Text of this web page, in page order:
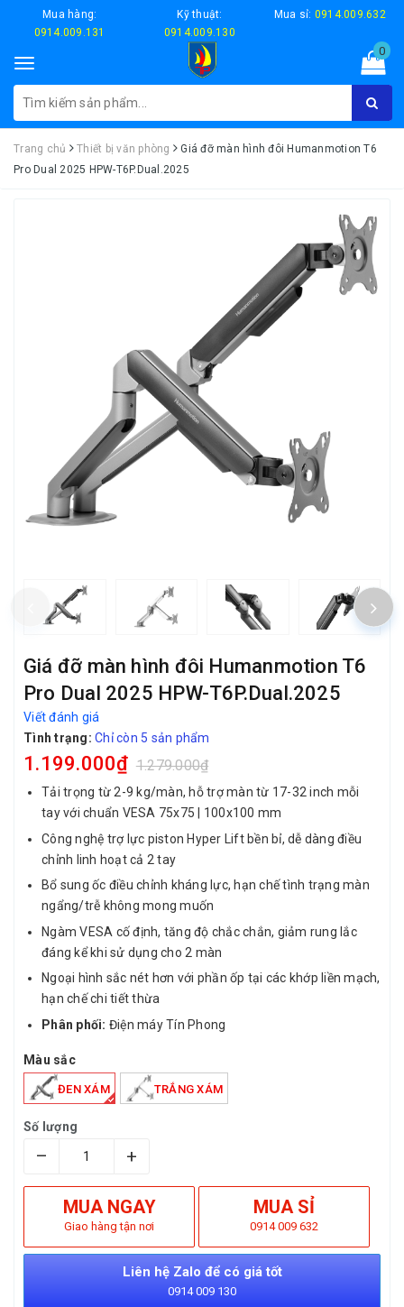
Mua hàng:
0914.009.131
Kỹ thuật:
0914.009.130
Mua sỉ: 0914.009.632
Toggle
navigation
0
Trang chủ Thiết bị văn phòng
Giá đỡ màn hình đôi Humanmotion T6
Pro Dual 2025 HPW-T6P.Dual.2025
Giá đỡ màn hình đôi Humanmotion T6
Pro Dual 2025 HPW-T6P.Dual.2025
Viết đánh giá
Tình trạng: Chỉ còn 5 sản phẩm
1.199.000₫ 1.279.000₫
Tải trọng từ 2-9 kg/màn, hỗ trợ màn từ 17-32 inch mỗi
tay với chuẩn VESA 75x75 | 100x100 mm
Công nghệ trợ lực piston Hyper Lift bền bỉ, dễ dàng điều
chỉnh linh hoạt cả 2 tay
Bổ sung ốc điều chỉnh kháng lực, hạn chế tình trạng màn
ngẩng/trễ không mong muốn
Ngàm VESA cố định, tăng độ chắc chắn, giảm rung lắc
đáng kể khi sử dụng cho 2 màn
Ngoại hình sắc nét hơn với phần ốp tại các khớp liền mạch,
hạn chế chi tiết thừa
Phân phối: Điện máy Tín Phong
Màu sắc
ĐEN XÁM TRẮNG XÁM
Số lượng
– +
MUA NGAY
Giao hàng tận nơi
MUA SỈ
0914 009 632
Liên hệ Zalo để có giá tốt
0914 009 130